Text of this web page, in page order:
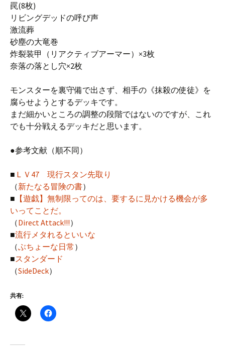
罠(8枚)
リビングデッドの呼び声
激流葬
砂塵の大竜巻
炸裂装甲（リアクティブアーマー）×3枚
奈落の落とし穴×2枚
モンスターを裏守備で出さず、相手の《抹殺の使徒》を
腐らせようとするデッキです。
まだ細かいところの調整の段階ではないのですが、これ
でも十分戦えるデッキだと思います。
●参考文献（順不同）
■ ＬＶ47 現行スタン先取り
（新たなる冒険の書）
■ 【遊戯】無制限ってのは、要するに見かける機会が多
いってことだ。
（Direct Attack!!!）
■流行メタれるといいな
（ぶちょーな日常 ）
■スタンダード
（SideDeck）
共有: